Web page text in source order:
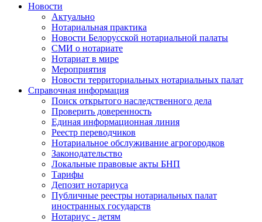
Новости
Актуально
Нотариальная практика
Новости Белорусской нотариальной палаты
СМИ о нотариате
Нотариат в мире
Мероприятия
Новости территориальных нотариальных палат
Справочная информация
Поиск открытого наследственного дела
Проверить доверенность
Единая информационная линия
Реестр переводчиков
Нотариальное обслуживание агрогородков
Законодательство
Локальные правовые акты БНП
Тарифы
Депозит нотариуса
Публичные реестры нотариальных палат
иностранных государств
Нотариус - детям